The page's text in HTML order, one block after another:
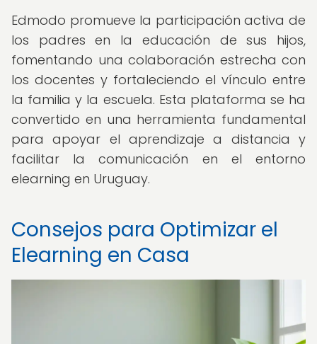
Edmodo promueve la participación activa de
los padres en la educación de sus hijos,
fomentando una colaboración estrecha con
los docentes y fortaleciendo el vínculo entre
la familia y la escuela. Esta plataforma se ha
convertido en una herramienta fundamental
para apoyar el aprendizaje a distancia y
facilitar la comunicación en el entorno
elearning en Uruguay.
Consejos para Optimizar el
Elearning en Casa